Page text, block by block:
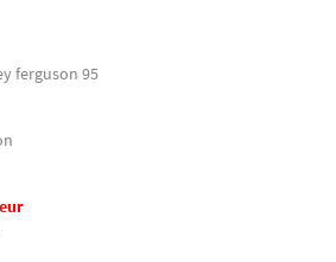
ferguson 95